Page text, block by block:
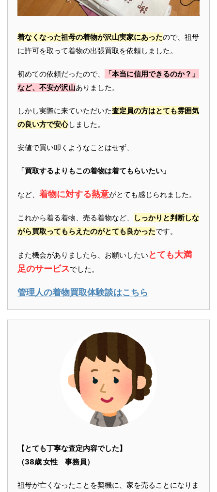
着なくなった祖母の着物が沢山実家にあったので、祖母
に許可を取って着物の出張買取を依頼しました。
初めての依頼だったので、
「本当に信用できるのか？」
など、不安が沢山ありました。
しかし実際に来ていただいた査定員の方はとても雰囲気
の良い方で安心しました。
安値で買い叩くようなことはせず、
「買取するよりもこの着物は着てもらいたい」
など、 着物に対する熱意がとても感じられました。
これから着る着物、売る着物など、
しっかりと判断しな
がら買取ってもらえたのがとても良かったです。
また機会がありましたら、お願いしたい とても大満
足のサービスでした。
管理人の着物買取体験談はこちら
【とても丁寧な査定内容でした】
（38歳 女性 事務員）
祖母が亡くなったことを契機に、家を売ることになりま